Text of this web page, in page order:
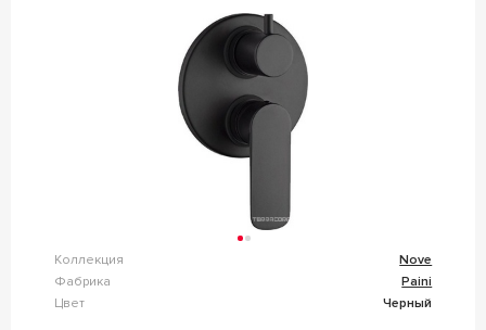
Коллекция
Nove
Фабрика
Paini
Цвет
Черный